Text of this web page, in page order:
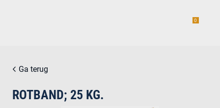
0
Ga terug
ROTBAND; 25 KG.